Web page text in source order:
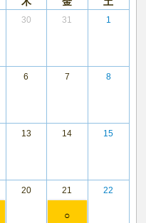
30 31 1
6 7 8
13 14 15
20 21
○
22